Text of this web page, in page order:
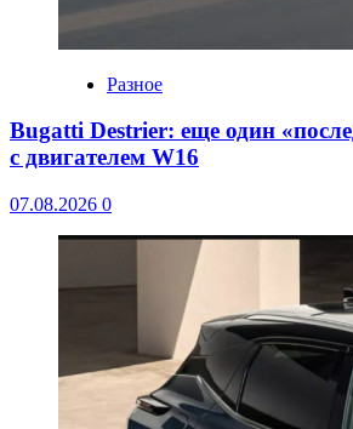
Разное
Bugatti Destrier: еще один
с двигателем W16
07.08.2026 0